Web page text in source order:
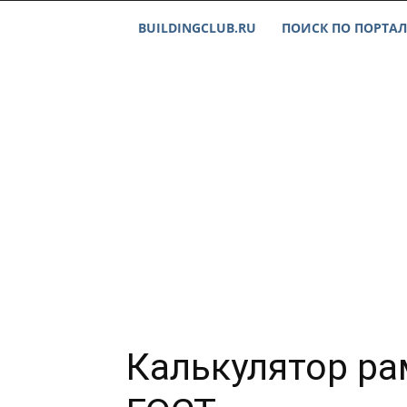
BUILDINGCLUB.RU ПОИСК ПО
Калькулятор